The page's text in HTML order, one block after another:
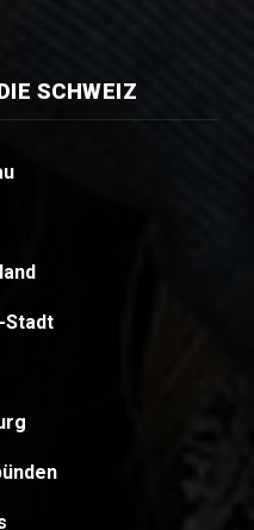
SCHWEIZ
Stadt